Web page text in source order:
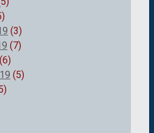
(3)
(7)
(6)
(5)